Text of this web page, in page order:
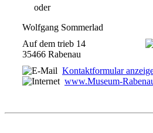
oder
Wolfgang Sommerlad
Auf dem trieb 14
35466 Rabenau
Kontaktformular
www.Museum-